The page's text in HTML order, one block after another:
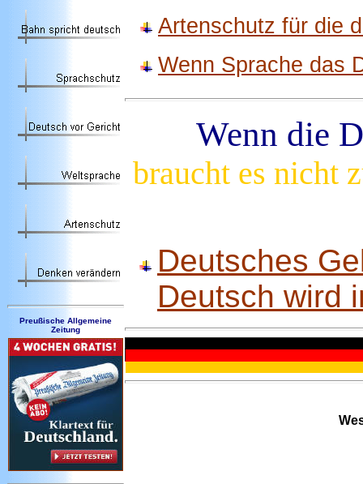
Preußische Allgemeine
Zeitung
Artenschutz für die
Wenn Sprache das
Wenn die
braucht es nicht
Deutsches
Deutsch wird